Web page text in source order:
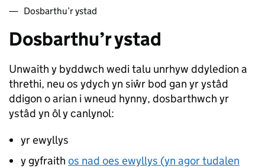
Dosbarthu’r ystad
Dosbarthu’r ystad
Unwaith y byddwch wedi talu unrhyw ddyledion a
threthi, neu os ydych yn siŵr bod gan yr ystâd
ddigon o arian i wneud hynny, dosbarthwch yr
ystâd yn ôl y canlynol:
yr ewyllys
y gyfraith os nad oes ewyllys (yn agor tudalen